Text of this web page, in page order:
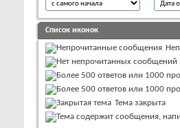
Список иконок
Тема закрыта